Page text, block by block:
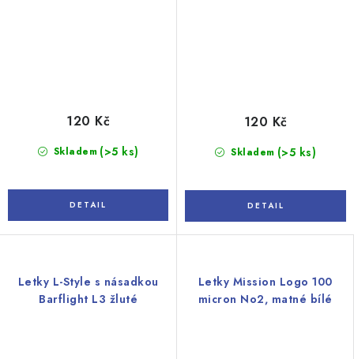
Skladem (>5 ks)
120 Kč
Skladem (>5 ks)
120 Kč
Letky L-Style s násadkou
Barflight L3 žluté
Letky Mission Logo 100
micron No2, matné bílé